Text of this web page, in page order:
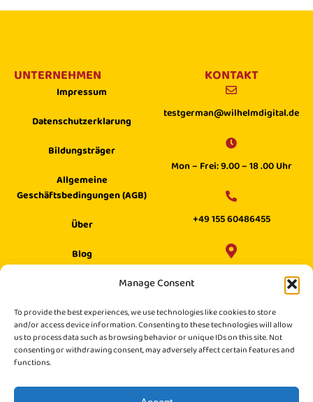
Manage Consent
To provide the best experiences, we use technologies like cookies to store
and/or access device information. Consenting to these technologies will allow
us to process data such as browsing behavior or unique IDs on this site. Not
consenting or withdrawing consent, may adversely affect certain features and
functions.
UNTERNEHMEN
Impressum
Datenschutzerklarung
Bildungsträger
Allgemeine
Geschäftsbedingungen (AGB)
Über
Blog
KONTAKT
testgerman@wilhelmdigital.de
Mon – Frei: 9.00 – 18 .00 Uhr
+49 155 60486455
Wilhelm Digital GmbH ·
Philippstraße 27, 52349 Düren,
Germany